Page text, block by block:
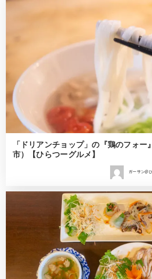
「ドリアンチョップ」の『鶏のフォー
市）【ひらつーグルメ】
ガーサン＠